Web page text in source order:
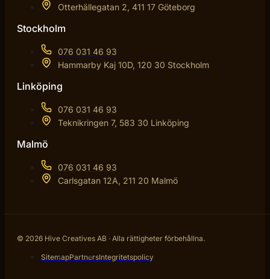
Otterhällegatan 2, 411 17 Göteborg
Stockholm
076 031 46 93
Hammarby Kaj 10D, 120 30 Stockholm
Linköping
076 031 46 93
Teknikringen 7, 583 30 Linköping
Malmö
076 031 46 93
Carlsgatan 12A, 211 20 Malmö
© 2026 Hive Creatives AB · Alla rättigheter förbehållna.
SitemapPartnersIntegritetspolicy